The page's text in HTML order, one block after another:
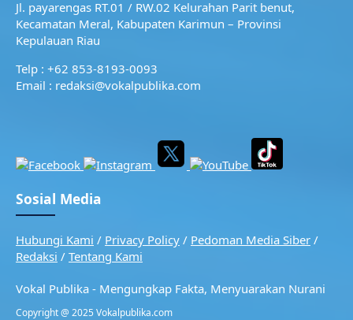
Jl. payarengas RT.01 / RW.02 Kelurahan Parit benut,
Kecamatan Meral, Kabupaten Karimun – Provinsi
Kepulauan Riau
Telp : +62 853-8193-0093
Email : redaksi@vokalpublika.com
Sosial Media
Hubungi Kami / Privacy Policy / Pedoman Media Siber /
Redaksi / Tentang Kami
Vokal Publika - Mengungkap Fakta, Menyuarakan Nurani
Copyright @ 2025 Vokalpublika.com